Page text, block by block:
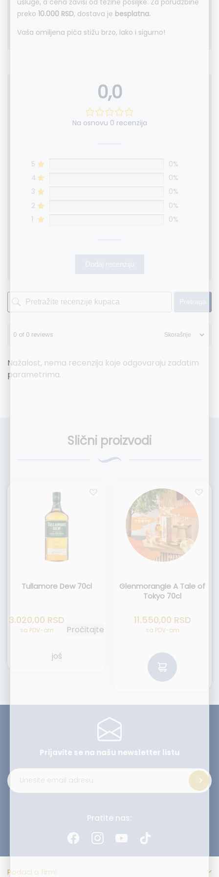
usluge, a cena zavisi od težine pošiljke. Za porudžbine
preko 10.000 RSD, dostava je besplatna.
Vaša omiljena pića stižu brzo, lako i sigurno!
0,0
Na osnovu 0 recenzija
5
0%
4
0%
3
0%
2
0%
1
0%
0 of 0 reviews
Nažalost, nema recenzija koje odgovaraju zadatim
parametrima.
Slični proizvodi
Tullamore Dew 70cl
3.020,00 RSD
sa PDV-om Pročitajte
još
Glenmorangie A Tale of
Tokyo 70cl
11.550,00 RSD
sa PDV-om
Prijavite se na našu newsletter listu
Pratite nas:
Podaci o firmi: